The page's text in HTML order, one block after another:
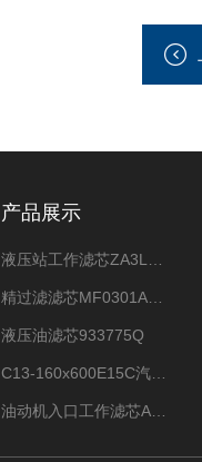
产品展示
液压油滤芯933775Q